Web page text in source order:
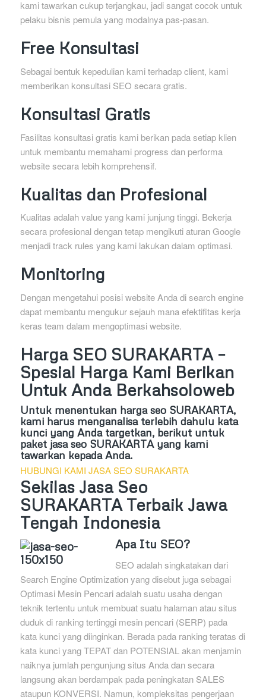
kami tawarkan cukup terjangkau, jadi sangat cocok untuk
pelaku bisnis pemula yang modalnya pas-pasan.
Free Konsultasi
Sebagai bentuk kepedulian kami terhadap client, kami
memberikan konsultasi SEO secara gratis.
Konsultasi Gratis
Fasilitas konsultasi gratis kami berikan pada setiap klien
untuk membantu memahami progress dan performa
website secara lebih komprehensif.
Kualitas dan Profesional
Kualitas adalah value yang kami junjung tinggi. Bekerja
secara profesional dengan tetap mengikuti aturan Google
menjadi track rules yang kami lakukan dalam optimasi.
Monitoring
Dengan mengetahui posisi website Anda di search engine
dapat membantu mengukur sejauh mana efektifitas kerja
keras team dalam mengoptimasi website.
Harga SEO SURAKARTA –
Spesial Harga Kami Berikan
Untuk Anda Berkahsoloweb
Untuk menentukan harga seo SURAKARTA,
kami harus menganalisa terlebih dahulu kata
kunci yang Anda targetkan, berikut untuk
paket jasa seo SURAKARTA yang kami
tawarkan kepada Anda.
HUBUNGI KAMI JASA SEO SURAKARTA
Sekilas Jasa Seo
SURAKARTA Terbaik Jawa
Tengah Indonesia
Apa Itu SEO?
SEO adalah singkatakan dari
Search Engine Optimization yang disebut juga sebagai
Optimasi Mesin Pencari adalah suatu usaha dengan
teknik tertentu untuk membuat suatu halaman atau situs
duduk di ranking tertinggi mesin pencari (SERP) pada
kata kunci yang diinginkan. Berada pada ranking teratas di
kata kunci yang TEPAT dan POTENSIAL akan menjamin
naiknya jumlah pengunjung situs Anda dan secara
langsung akan berdampak pada peningkatan SALES
ataupun KONVERSI. Namun, kompleksitas pengerjaan